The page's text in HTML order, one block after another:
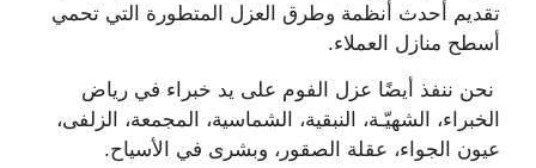
تقديم أحدث أنظمة وطرق العزل المتطورة التي تحمي
أسطح منازل العملاء.
نحن ننفذ أيضًا عزل الفوم على يد خبراء في رياض
الخبراء، الشهيّـة، النبقية، الشماسية، المجمعة، الزلفى،
عيون الجواء، عقلة الصقور، وبشرى في الأسياح.